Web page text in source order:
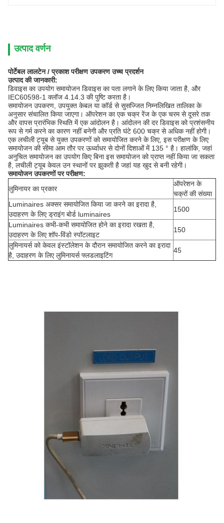
उत्पाद वर्णन
पोर्टेबल लालटेन / प्रकाश परीक्षण उपकरण उच्च प्रदर्शन
उत्पाद की जानकारी:
डिवाइस का उपयोग समायोजन डिवाइस का पता लगाने के लिए किया जाता है, और
IEC60598-1 क्लॉज 4.14.3 की पुष्टि करता है।
समायोजन उपकरण, उपयुक्त केबल या कॉर्ड से सुसज्जित निम्नलिखित तालिका के
अनुसार संचालित किया जाएगा। ऑपरेशन का एक चक्र रेंज के एक चरम से दूसरे तक
और वापस प्रारंभिक स्थिति में एक आंदोलन है। आंदोलन की दर डिवाइस को प्रशंसनीय
रूप से गर्म करने का कारण नहीं बनेगी और प्रति घंटे 600 चक्र से अधिक नहीं होगी।
एक लचीली ट्यूब से युक्त उपकरणों को समायोजित करने के लिए, इस परीक्षण के लिए
समायोजन की सीमा आम तौर पर ऊर्ध्वाधर से दोनों दिशाओं में 135 ° है। हालांकि, जहां
अनुचित समायोजन का उपयोग किए बिना इस समायोजन को प्राप्त नहीं किया जा सकता
है, लचीली ट्यूब केवल उन स्थानों पर झुकती है जहां यह खुद से बनी रहेगी।
समायोजन उपकरणों पर परीक्षण:
लुमिनायर का प्रकार
ऑपरेशन के
चक्रों की संख्या
Luminaires अक्सर समायोजित किया जा करने का इरादा है,
उदाहरण के लिए ड्राइंग बोर्ड luminaires
1500
Luminaires कभी-कभी समायोजित होने का इरादा रखता है,
उदाहरण के लिए शॉप-विंडो स्पॉटलाइट
150
लुमिनायर्स को केवल इंस्टॉलेशन के दौरान समायोजित करने का इरादा
है, उदाहरण के लिए लुमिनायर्स फ्लडलाइटिंग
45